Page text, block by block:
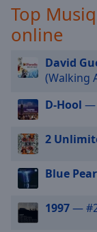
selected
Audio
Picture-
Fullscreen
This
modal
window.
Beginning
Top
online
David
(Walking
D-Hool —
2
Blue
1997—